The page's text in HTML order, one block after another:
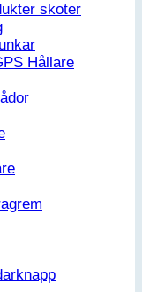
skoter
Hållare